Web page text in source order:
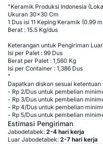
"Keramik Produksi Indonesia
Ukuran 30x30 Cm
1 Dus isi 11 Keping Keramik (0.99
Berat : 15.5 Kg/dus
Keterangan untuk Pengiriman
Isi per Palet : 99 Dus
Berat per Palet : 1,560 Kg
Isi per Container : 1,386 Dus
"
Dapatkan diskon sesuai
- Rp 2/Dus untuk pembelian
- Rp 3/Dus untuk pembelian
- Rp 4/Dus untuk pembelian
- Rp 5/Dus untuk pembelian
Estimasi Pengiriman
Jabodetabek: 2-4 hari kerja
Luar Jabodetabek: 2-7 hari kerja